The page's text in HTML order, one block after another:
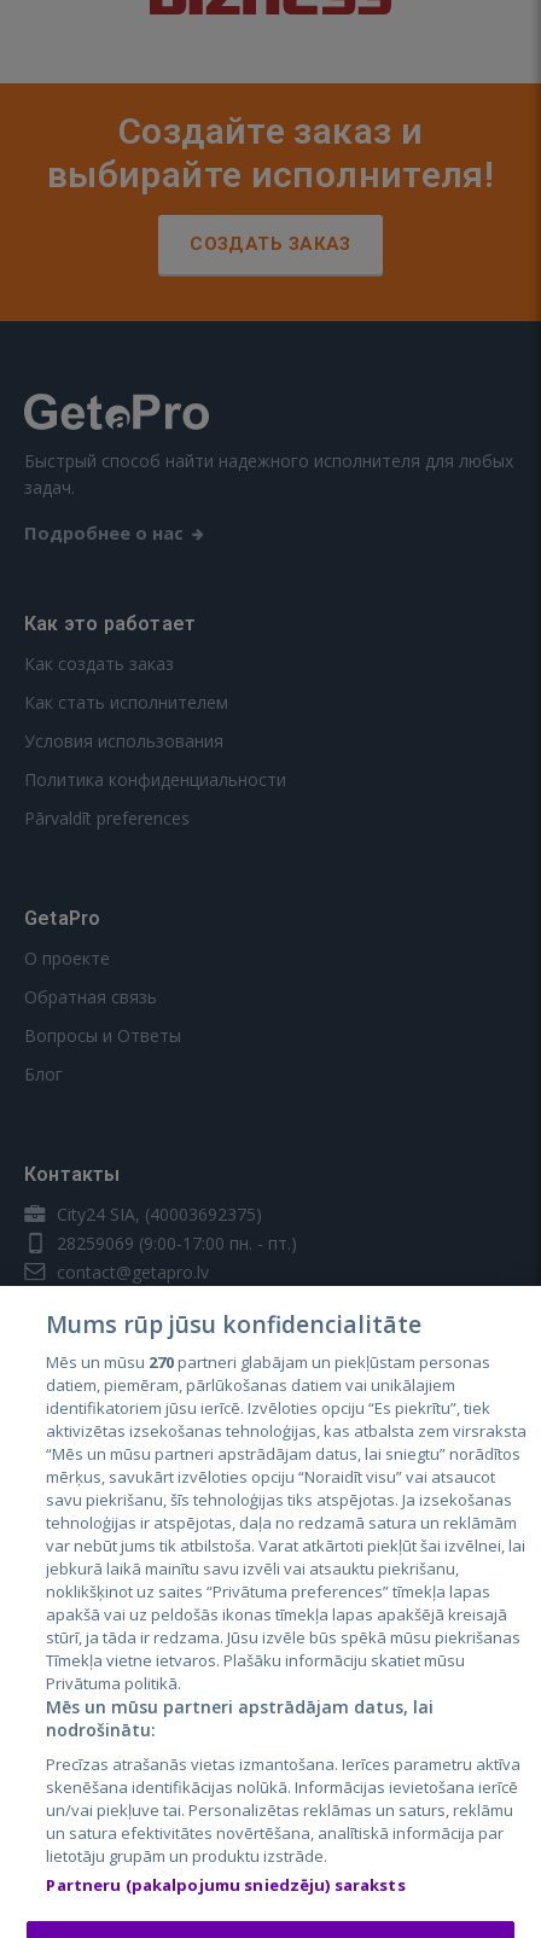
Создайте заказ и
выбирайте исполнителя!
СОЗДАТЬ ЗАКАЗ
Быстрый способ найти надежного исполнителя для любых
задач.
Подробнее о нас
Как это работает
Как создать заказ
Как стать исполнителем
Условия использования
Политика конфиденциальности
Pārvaldīt preferences
GetaPro
О проекте
Обратная связь
Вопросы и Ответы
Блог
Контакты
City24 SIA, (40003692375)
28259069 (9:00-17:00 пн. - пт.)
contact@getapro.lv
Страны
Эстония
Латвия
Литва
City24.lv
City24.ee
GetaPro.lv
GetaPro.ee
Skelbiu.lt
Autoplius.lt
Aruodas.lt
CVbankas.lt
Kainos.lt
Paslaugos.lt
auto24.ee
Osta.ee
KuldneBörs.ee
Mums rūp jūsu konfidencialitāte
Mēs un mūsu 270partneri glabājam un piekļūstam personas
datiem, piemēram, pārlūkošanas datiem vai unikālajiem
identifikatoriem jūsu ierīcē. Izvēloties opciju “Es piekrītu”, tiek
aktivizētas izsekošanas tehnoloģijas, kas atbalsta zem virsraksta
“Mēs un mūsu partneri apstrādājam datus, lai sniegtu” norādītos
mērķus, savukārt izvēloties opciju “Noraidīt visu” vai atsaucot
savu piekrišanu, šīs tehnoloģijas tiks atspējotas. Ja izsekošanas
tehnoloģijas ir atspējotas, daļa no redzamā satura un reklāmām
var nebūt jums tik atbilstoša. Varat atkārtoti piekļūt šai izvēlnei, lai
jebkurā laikā mainītu savu izvēli vai atsauktu piekrišanu,
noklikšķinot uz saites “Privātuma preferences” tīmekļa lapas
apakšā vai uz peldošās ikonas tīmekļa lapas apakšējā kreisajā
stūrī, ja tāda ir redzama. Jūsu izvēle būs spēkā mūsu piekrišanas
Tīmekļa vietne ietvaros. Plašāku informāciju skatiet mūsu
Privātuma politikā.
Mēs un mūsu partneri apstrādājam datus, lai
nodrošinātu:
Precīzas atrašanās vietas izmantošana. Ierīces parametru aktīva
skenēšana identifikācijas nolūkā. Informācijas ievietošana ierīcē
un/vai piekļuve tai. Personalizētas reklāmas un saturs, reklāmu
un satura efektivitātes novērtēšana, analītiskā informācija par
lietotāju grupām un produktu izstrāde.
Partneru (pakalpojumu sniedzēju) saraksts